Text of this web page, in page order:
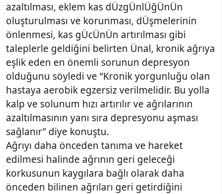
azaltılması, eklem kas dÜzgÜnlÜğÜnÜn
oluşturulması ve korunması, dÜşmelerinin
önlenmesi, kas gÜcÜnÜn artırılması gibi
taleplerle geldiğini belirten Ünal, kronik ağrıya
eşlik eden en önemli sorunun depresyon
olduğunu söyledi ve “Kronik yorgunluğu olan
hastaya aerobik egzersiz verilmelidir. Bu yolla
kalp ve solunum hızı artırılır ve ağrılarının
azaltılmasının yanı sıra depresyonu aşması
sağlanır” diye konuştu.
Ağrıyı daha önceden tanıma ve hareket
edilmesi halinde ağrının geri geleceği
korkusunun kaygılara bağlı olarak daha
önceden bilinen ağrıları geri getirdiğini